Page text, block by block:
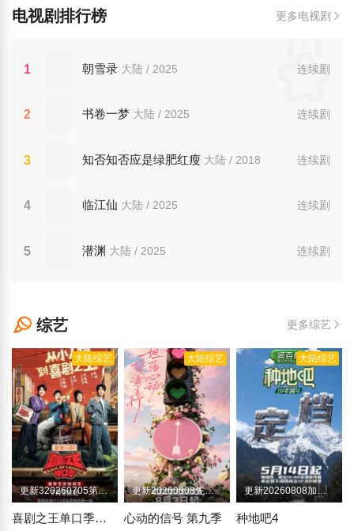
电视剧排行榜 更多电视剧
1 连续剧
朝雪录 大陆 / 2025
2 连续剧
书卷一梦 大陆 / 2025
3 连续剧
知否知否应是绿肥红瘦 大陆 / 2018
4 连续剧
临江仙 大陆 / 2025
5 连续剧
潜渊 大陆 / 2025
综艺 更多综艺
大陆综艺
更新320260705第1期加更
喜剧之王单口季第三季
大陆综艺
更新20260808先导陪看下
心动的信号 第九季
大陆综艺
更新20260808加更版第13期
种地吧4